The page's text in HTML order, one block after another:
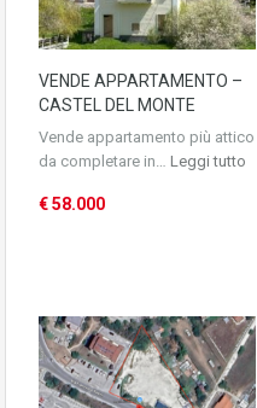
VENDE APPARTAMENTO –
CASTEL DEL MONTE
Vende appartamento più attico
da completare in… Leggi tutto
€ 58.000